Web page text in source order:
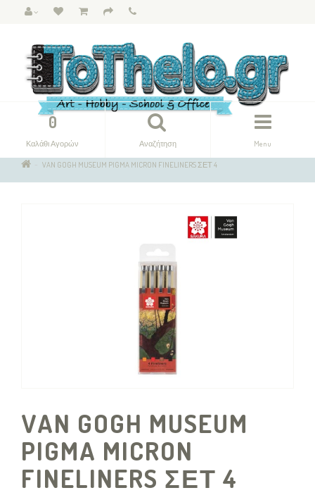
Menu
Αναζήτηση
0
Καλάθι Αγορών
VAN GOGH MUSEUM PIGMA MICRON FINELINERS ΣΕΤ 4
VAN GOGH MUSEUM
PIGMA MICRON
FINELINERS ΣΕΤ 4